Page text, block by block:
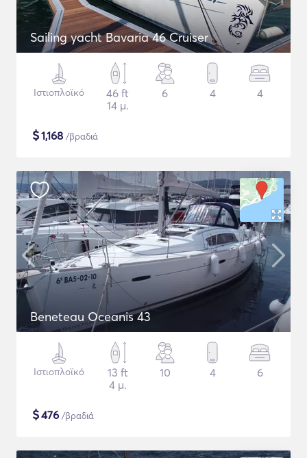
Sailing yacht Bavaria 46 Cruiser
Ιστιοπλοϊκό
46 ft
14 μ.
6 4 4
$1,168 /βραδιά
Beneteau Oceanis 43
Ιστιοπλοϊκό
13 ft
4 μ.
10 4 6
$476 /βραδιά